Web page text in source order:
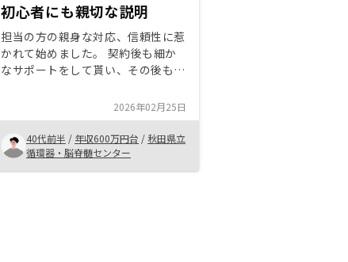
初心者にも親切な説明
担当の方の親身な対応、信頼性に惹
かれて始めました。 契約後も細か
なサポートをして貰い、その後も追
初心者の私にも分かるように不動産
投資の利点、リスク含めて細かに説
明していただいたおかげでスムーズ
に取引ができました。
2026年02月25日
40代前半 / 年収600万円台 / 秋田県立
循環器・脳脊髄センター